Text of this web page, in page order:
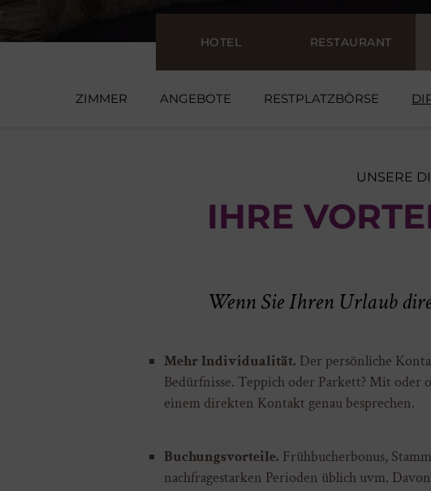
HOTEL RESTAURANT
ZIMMER ANGEBOTE RESTPLATZBÖRSE
UNSERE
IHRE
Wenn Sie Ihren Urlaub
Mehr Individualität. Der persönliche
Bedürfnisse. Teppich oder Parkett? Mit oder
einem direkten Kontakt genau besprechen.
Buchungsvorteile. Frühbucherbonus,
nachfragestarken Perioden üblich uvm.